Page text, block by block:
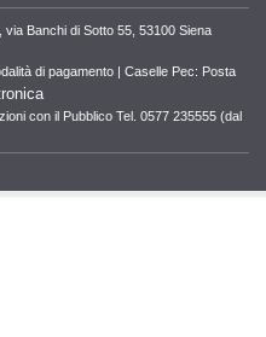
via Banchi di Sotto 55, 53100 Siena
di pagamento |Caselle Pec: Posta
con il Pubblico Tel. 0577 235555 (dal